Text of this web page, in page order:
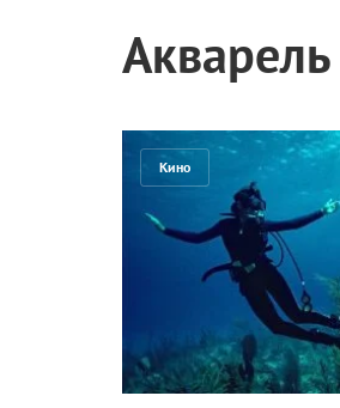
Акварель
Кино